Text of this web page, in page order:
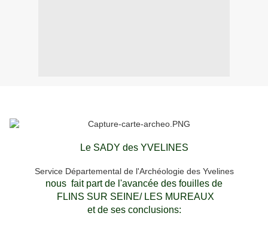
Le SADY des YVELINES
Service Départemental de l'Archéologie des Yvelines
nous fait part de l'avancée des fouilles de
FLINS SUR SEINE/ LES MUREAUX
et de ses conclusions: